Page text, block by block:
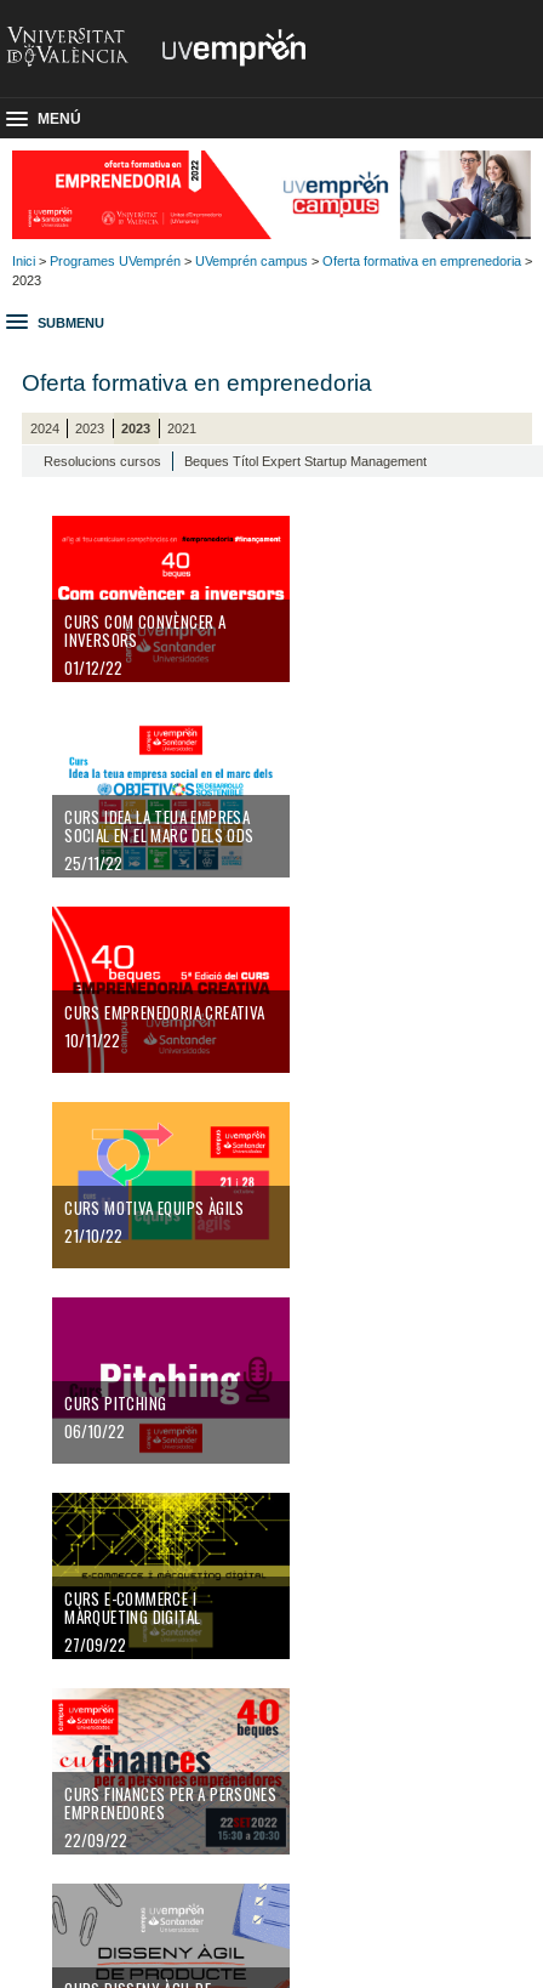
MENÚ
Inici > Programes UVemprén > UVemprén campus > Oferta formativa en emprenedoria >
2023
SUBMENU
Oferta formativa en emprenedoria
2024 2023 2023 2021
Resolucions cursos Beques Títol Expert Startup Management
CURS COM CONVÈNCER A
INVERSORS
01/12/22
CURS IDEA LA TEUA EMPRESA
SOCIAL EN EL MARC DELS ODS
25/11/22
CURS EMPRENEDORIA CREATIVA
10/11/22
CURS MOTIVA EQUIPS ÀGILS
21/10/22
CURS PITCHING
06/10/22
CURS E-COMMERCE I
MÀRQUETING DIGITAL
27/09/22
CURS FINANCES PER A PERSONES
EMPRENEDORES
22/09/22